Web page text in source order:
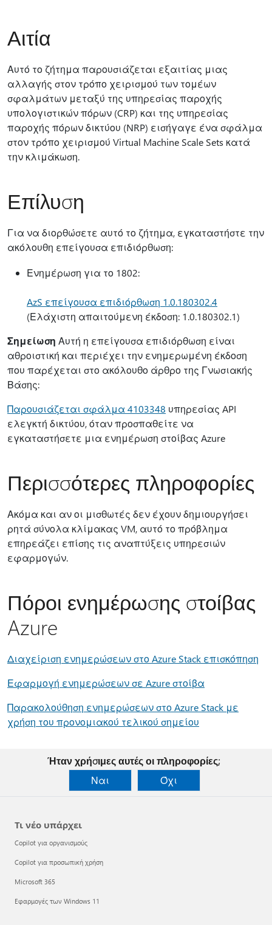
Αιτία
Αυτό το ζήτημα παρουσιάζεται εξαιτίας μιας
αλλαγής στον τρόπο χειρισμού των τομέων
σφαλμάτων μεταξύ της υπηρεσίας παροχής
υπολογιστικών πόρων (CRP) και της υπηρεσίας
παροχής πόρων δικτύου (NRP) εισήγαγε ένα σφάλμα
στον τρόπο χειρισμού Virtual Machine Scale Sets κατά
την κλιμάκωση.
Επίλυση
Για να διορθώσετε αυτό το ζήτημα, εγκαταστήστε την
ακόλουθη επείγουσα επιδιόρθωση:
Ενημέρωση για το 1802:
AzS επείγουσα επιδιόρθωση 1.0.180302.4
(Ελάχιστη απαιτούμενη έκδοση: 1.0.180302.1)
Σημείωση Αυτή η επείγουσα επιδιόρθωση είναι
αθροιστική και περιέχει την ενημερωμένη έκδοση
που παρέχεται στο ακόλουθο άρθρο της Γνωσιακής
Βάσης:
Παρουσιάζεται σφάλμα 4103348 υπηρεσίας API
ελεγκτή δικτύου, όταν προσπαθείτε να
εγκαταστήσετε μια ενημέρωση στοίβας Azure
Περισσότερες πληροφορίες
Ακόμα και αν οι μισθωτές δεν έχουν δημιουργήσει
ρητά σύνολα κλίμακας VM, αυτό το πρόβλημα
επηρεάζει επίσης τις αναπτύξεις υπηρεσιών
εφαρμογών.
Πόροι ενημέρωσης στοίβας
Azure
Διαχείριση ενημερώσεων στο Azure Stack επισκόπηση
Εφαρμογή ενημερώσεων σε Azure στοίβα
Παρακολούθηση ενημερώσεων στο Azure Stack με
χρήση του προνομιακού τελικού σημείου
Ήταν χρήσιμες αυτές οι πληροφορίες;
Ναι
Όχι
Τι νέο υπάρχει
Copilot για οργανισμούς
Copilot για προσωπική χρήση
Microsoft 365
Εφαρμογές των Windows 11